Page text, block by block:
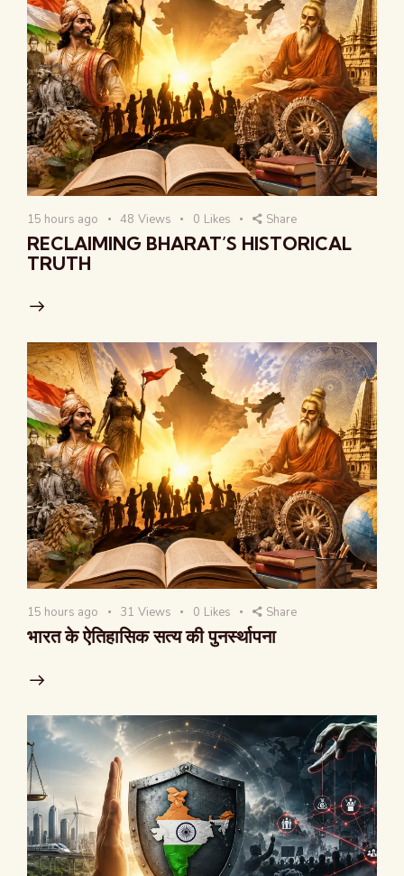
15 hours ago 48 Views 0 Likes Share
RECLAIMING BHARAT’S HISTORICAL
TRUTH
15 hours ago 31 Views 0 Likes Share
भारत के ऐतिहासिक सत्य की पुनर्स्थापना